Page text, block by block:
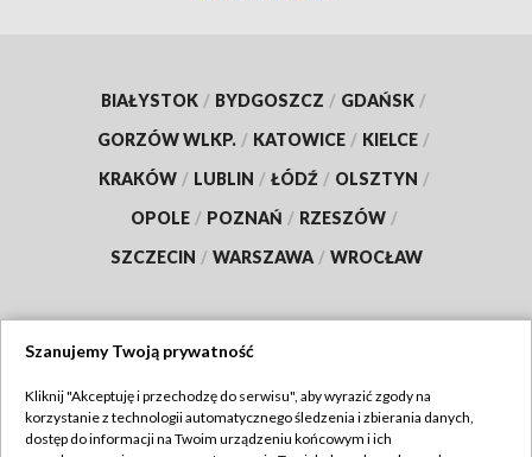
BIAŁYSTOK / BYDGOSZCZ / GDAŃSK /
GORZÓW WLKP. / KATOWICE / KIELCE /
KRAKÓW / LUBLIN / ŁÓDŹ / OLSZTYN /
OPOLE / POZNAŃ / RZESZÓW /
SZCZECIN / WARSZAWA / WROCŁAW
TVP
Szanujemy Twoją prywatność
Kliknij "Akceptuję i przechodzę do serwisu", aby wyrazić zgody na
korzystanie z technologii automatycznego śledzenia i zbierania danych,
dostęp do informacji na Twoim urządzeniu końcowym i ich